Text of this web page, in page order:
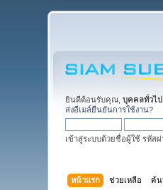
ยินดีต้อนรับคุณ,บุคคลทั่วไป
ส่งอีเมล์ยืนยันการใช้งาน?
เข้าสู่ระบบด้วยชื่อผู้ใช้ รหัส
หน้าแรก ช่วยเหลือ ค้น